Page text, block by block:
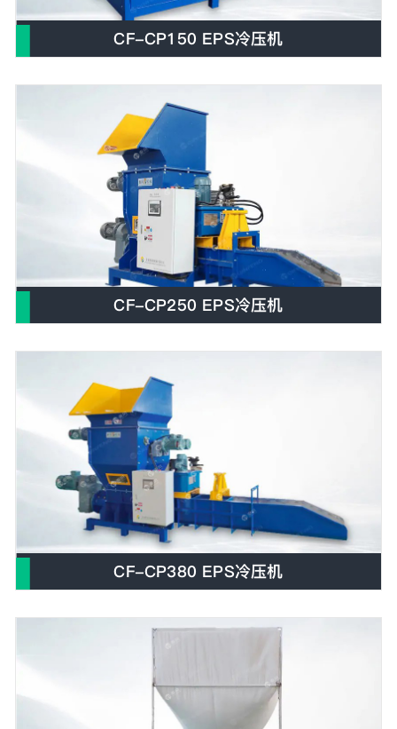
CF-CP150 EPS冷压机
CF-CP250 EPS冷压机
CF-CP380 EPS冷压机